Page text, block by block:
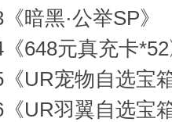
暗黑·公举SP》
648元真充卡
《UR宠物自选宝
《UR羽翼自选宝